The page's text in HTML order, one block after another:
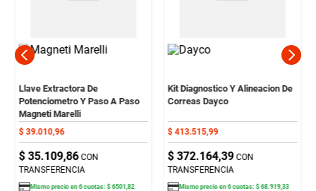
Llave Extractora De
Potenciometro Y Paso A Paso
Magneti Marelli
$ 39.010,96
$ 35.109,86 CON
TRANSFERENCIA
Mismo precio en6cuotas:$ 6501 ,82
Kit Diagnostico Y Alineacion De
Correas Dayco
$ 413.515,99
$ 372.164,39 CON
TRANSFERENCIA
Mismo precio en6cuotas:$ 68.919,33